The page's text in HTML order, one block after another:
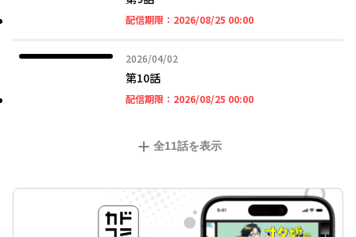
配信期限： 2026/08/25 00:002026年08月25日 00時
2026/04/02
2026年04月02日
第10話
配信期限： 2026/08/25 00:002026年08月25日 00時
全11話を表示